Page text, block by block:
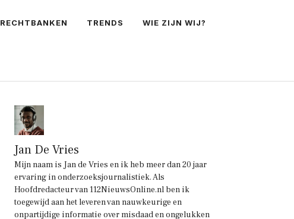
RECHTBANKEN TRENDS WIE ZIJN WIJ?
Jan De Vries
Mijn naam is Jan de Vries en ik heb meer dan 20 jaar
ervaring in onderzoeksjournalistiek. Als
Hoofdredacteur van 112NieuwsOnline.nl ben ik
toegewijd aan het leveren van nauwkeurige en
onpartijdige informatie over misdaad en ongelukken